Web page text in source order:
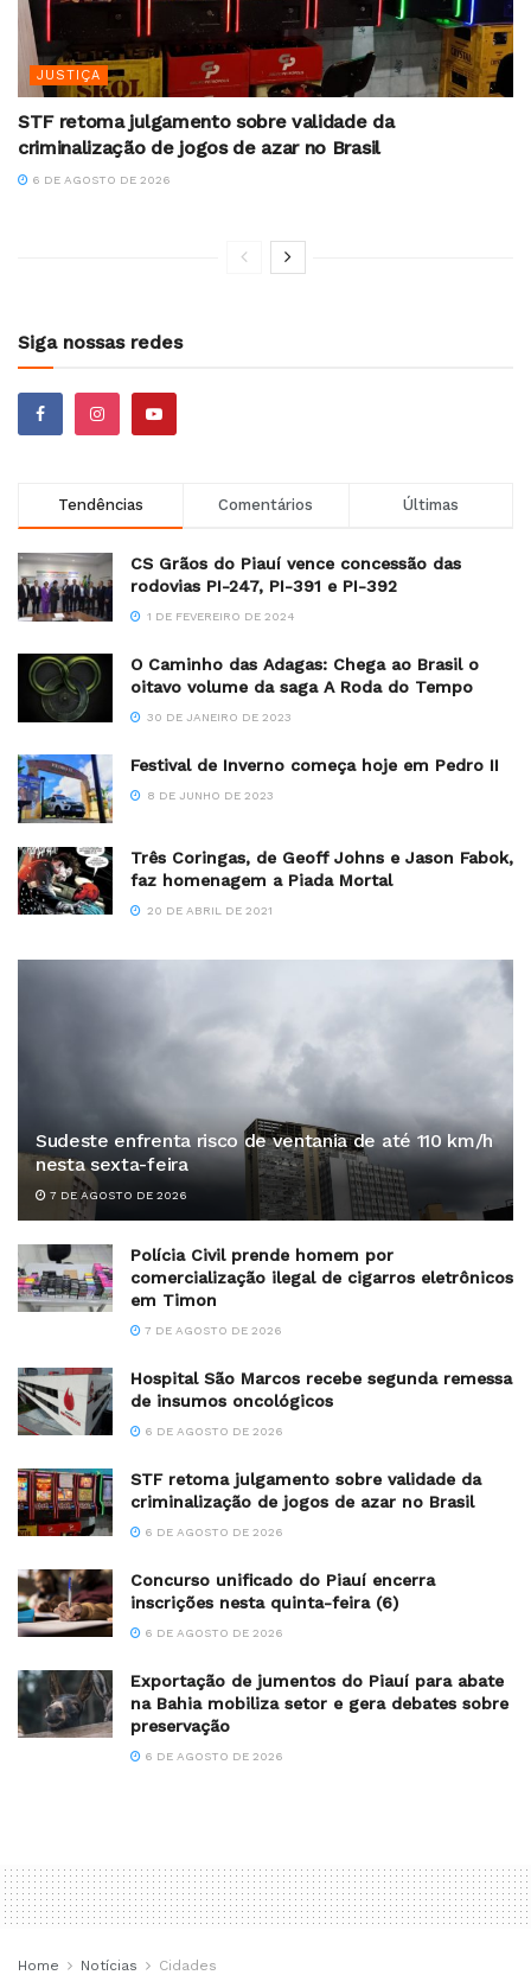
JUSTIÇA
STF retoma julgamento sobre validade da
criminalização de jogos de azar no Brasil
6 DE AGOSTO DE 2026
Siga nossas redes
Tendências Comentários Últimas
CS Grãos do Piauí vence concessão das
rodovias PI-247, PI-391 e PI-392
1 DE FEVEREIRO DE 2024
O Caminho das Adagas: Chega ao Brasil o
oitavo volume da saga A Roda do Tempo
30 DE JANEIRO DE 2023
Festival de Inverno começa hoje em Pedro II
8 DE JUNHO DE 2023
Três Coringas, de Geoff Johns e Jason Fabok,
faz homenagem a Piada Mortal
20 DE ABRIL DE 2021
Sudeste enfrenta risco de ventania de até 110 km/h
nesta sexta-feira
7 DE AGOSTO DE 2026
Polícia Civil prende homem por
comercialização ilegal de cigarros eletrônicos
em Timon
7 DE AGOSTO DE 2026
Hospital São Marcos recebe segunda remessa
de insumos oncológicos
6 DE AGOSTO DE 2026
STF retoma julgamento sobre validade da
criminalização de jogos de azar no Brasil
6 DE AGOSTO DE 2026
Concurso unificado do Piauí encerra
inscrições nesta quinta-feira (6)
6 DE AGOSTO DE 2026
Exportação de jumentos do Piauí para abate
na Bahia mobiliza setor e gera debates sobre
preservação
6 DE AGOSTO DE 2026
Home Notícias Cidades